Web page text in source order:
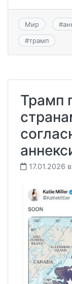
Мир #
#трамп
Трамп
17.01.2026